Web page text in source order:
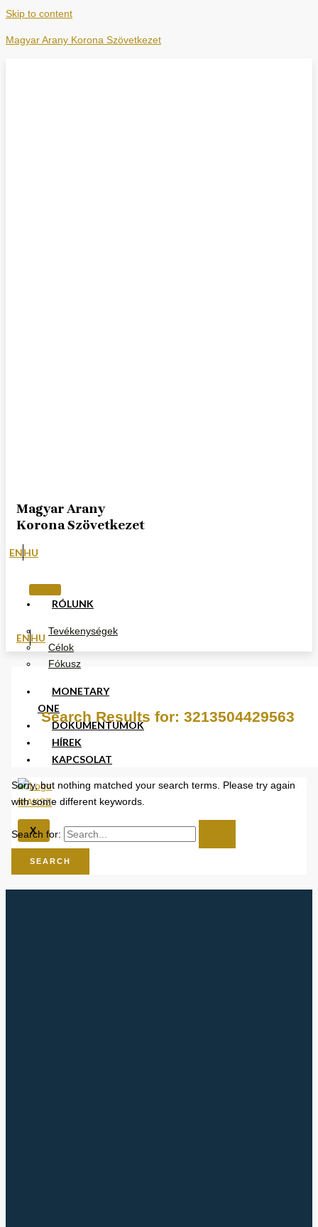
Skip to content
Magyar Arany Korona Szövetkezet
Magyar Arany
Korona Szövetkezet
ENHU
RÓLUNK
Tevékenységek
Célok
Fókusz
MONETARY
ONE
DOKUMENTUMOK
HÍREK
KAPCSOLAT
X
ENHU
Search Results for: 3213504429563
Sorry, but nothing matched your search terms. Please try again
with some different keywords.
Search for: